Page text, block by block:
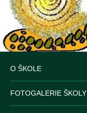
O ŠKOLE
FOTOGALERIE ŠKOLY